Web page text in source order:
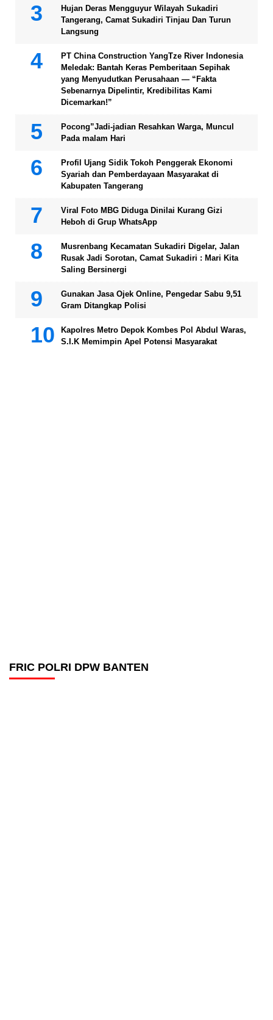
Hujan Deras Mengguyur Wilayah Sukadiri
Tangerang, Camat Sukadiri Tinjau Dan Turun
Langsung
PT China Construction YangTze River Indonesia
Meledak: Bantah Keras Pemberitaan Sepihak
yang Menyudutkan Perusahaan — “Fakta
Sebenarnya Dipelintir, Kredibilitas Kami
Dicemarkan!”
Pocong”Jadi-jadian Resahkan Warga, Muncul
Pada malam Hari
Profil Ujang Sidik Tokoh Penggerak Ekonomi
Syariah dan Pemberdayaan Masyarakat di
Kabupaten Tangerang
Viral Foto MBG Diduga Dinilai Kurang Gizi
Heboh di Grup WhatsApp
Musrenbang Kecamatan Sukadiri Digelar, Jalan
Rusak Jadi Sorotan, Camat Sukadiri : Mari Kita
Saling Bersinergi
Gunakan Jasa Ojek Online, Pengedar Sabu 9,51
Gram Ditangkap Polisi
Kapolres Metro Depok Kombes Pol Abdul Waras,
S.I.K Memimpin Apel Potensi Masyarakat
FRIC POLRI DPW BANTEN